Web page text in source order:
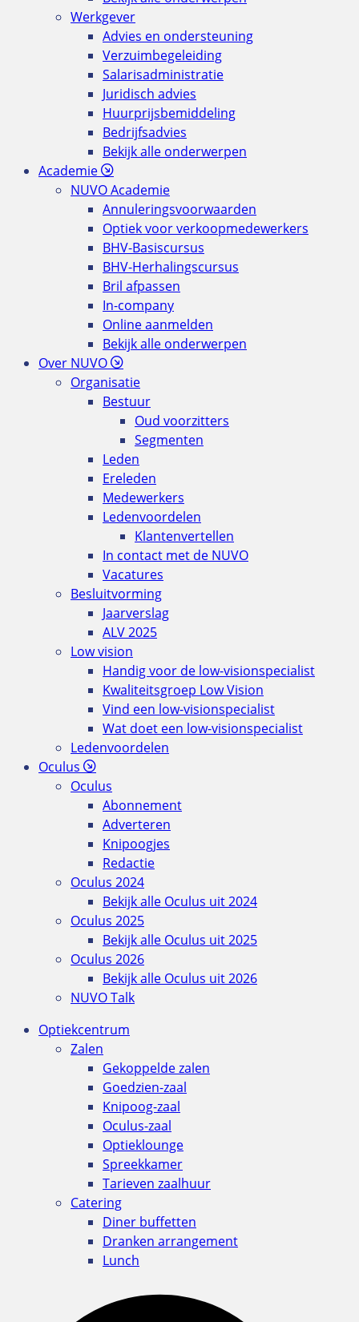
Werkgever
Advies en ondersteuning
Verzuimbegeleiding
Salarisadministratie
Juridisch advies
Huurprijsbemiddeling
Bedrijfsadvies
Bekijk alle onderwerpen
Academie
NUVO Academie
Annuleringsvoorwaarden
Optiek voor verkoopmedewerkers
BHV-Basiscursus
BHV-Herhalingscursus
Bril afpassen
In-company
Online aanmelden
Bekijk alle onderwerpen
Over NUVO
Organisatie
Bestuur
Oud voorzitters
Segmenten
Leden
Ereleden
Medewerkers
Ledenvoordelen
Klantenvertellen
In contact met de NUVO
Vacatures
Besluitvorming
Jaarverslag
ALV 2025
Low vision
Handig voor de low-visionspecialist
Kwaliteitsgroep Low Vision
Vind een low-visionspecialist
Wat doet een low-visionspecialist
Ledenvoordelen
Oculus
Oculus
Abonnement
Adverteren
Knipoogjes
Redactie
Oculus 2024
Bekijk alle Oculus uit 2024
Oculus 2025
Bekijk alle Oculus uit 2025
Oculus 2026
Bekijk alle Oculus uit 2026
NUVO Talk
Optiekcentrum
Zalen
Gekoppelde zalen
Goedzien-zaal
Knipoog-zaal
Oculus-zaal
Optieklounge
Spreekkamer
Tarieven zaalhuur
Catering
Diner buffetten
Dranken arrangement
Lunch